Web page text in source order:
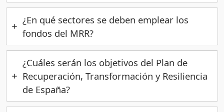
¿En qué sectores se deben emplear los
fondos del MRR?
¿Cuáles serán los objetivos del Plan de
Recuperación, Transformación y Resiliencia
de España?